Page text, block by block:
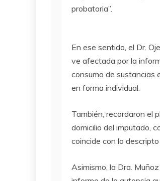
probatoria”.
En ese sentido, el Dr.
ve afectada por la
consumo de sustancias
en forma individual.
También, recordaron el
domicilio del imputado,
coincide con lo
Asimismo, la Dra.